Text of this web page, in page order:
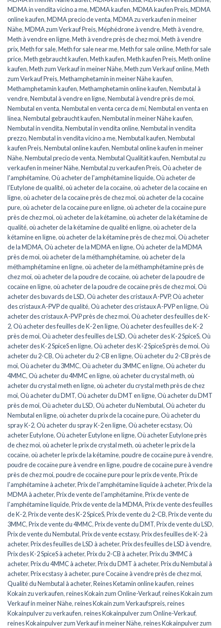
MDMA in vendita vicino a me,MDMA kaufen,MDMA kaufen Preis,MDMA
online kaufen,MDMA precio de venta,MDMA zu verkaufen in meiner
Nähe,MDMA zum Verkauf Preis,Méphédrone à vendre,Meth à vendre,
Meth à vendre en ligne,Meth à vendre près de chez moi,Meth à vendre
prix,Meth for sale,Meth for sale near me,Meth for sale online,Meth for sale
price,Meth gebraucht kaufen,Meth kaufen,Meth kaufen Preis,Meth online
kaufen,Meth zum Verkauf in meiner Nähe,Meth zum Verkauf online,Meth
zum Verkauf Preis,Methamphetamin in meiner Nähe kaufen,
Methamphetamin kaufen,Methamphetamin online kaufen,Nembutal à
vendre,Nembutal à vendre en ligne,Nembutal à vendre près de moi,
Nembutal en venta,Nembutal en venta cerca de mí,Nembutal en venta en
línea,Nembutal gebraucht kaufen,Nembutal in meiner Nähe kaufen,
Nembutal in vendita,Nembutal in vendita online,Nembutal in vendita
prezzo,Nembutal in vendita vicino a me,Nembutal kaufen,Nembutal
kaufen Preis,Nembutal online kaufen,Nembutal online kaufen in meiner
Nähe,Nembutal precio de venta,Nembutal Qualität kaufen,Nembutal zu
verkaufen in meiner Nähe,Nembutal zu verkaufen Preis,Où acheter de
l'amphétamine,Où acheter de l'amphétamine liquide,Où acheter de
l’Eutylone de qualité,où acheter de la cocaïne,où acheter de la cocaïne en
ligne,où acheter de la cocaïne près de chez moi,où acheter de la cocaïne
pure,où acheter de la cocaïne pure en ligne,où acheter de la cocaïne pure
près de chez moi,où acheter de la kétamine,où acheter de la kétamine de
qualité,où acheter de la kétamine de qualité en ligne,où acheter de la
kétamine en ligne,où acheter de la kétamine près de chez moi,Où acheter
de la MDMA,Où acheter de la MDMA en ligne,Où acheter de la MDMA
près de moi,où acheter de la méthamphétamine,où acheter de la
méthamphétamine en ligne,où acheter de la méthamphétamine près de
chez moi,où acheter de la poudre de cocaïne,où acheter de la poudre de
cocaïne en ligne,où acheter de la poudre de cocaïne près de chez moi,Où
acheter des buvards de LSD,Où acheter des cristaux A-PVP,Où acheter
des cristaux A-PVP de qualité,Où acheter des cristaux A-PVP en ligne,Où
acheter des cristaux A-PVP près de chez moi,Où acheter des feuilles de K-
2,Où acheter des feuilles de K-2 en ligne,Où acheter des feuilles de K-2
près de moi,Où acheter des feuilles de LSD,Où acheter des K-2 SpiceS,Où
acheter des K-2 SpiceS en ligne,Où acheter des K-2 SpiceS près de moi,Où
acheter du 2-CB,Où acheter du 2-CB en ligne,Où acheter du 2-CB près de
moi,Où acheter du 3MMC,Où acheter du 3MMC en ligne,Où acheter du
4MMC,Où acheter du 4MMC en ligne,où acheter du crystal meth,où
acheter du crystal meth en ligne,où acheter du crystal meth près de chez
moi,Où acheter du DMT,Où acheter du DMT en ligne,Où acheter du DMT
près de moi,Où acheter du LSD,Où acheter du Nembutal,Où acheter du
Nembutal en ligne,où acheter du prix de la cocaïne pure,Où acheter du
spray K-2,Où acheter du spray K-2 en ligne,Où acheter ecstasy,Où
acheter Eutylone,Où acheter Eutylone en ligne,Où acheter Eutylone près
de chez moi,où acheter le prix de crystal meth,où acheter le prix de la
cocaïne,où acheter le prix de la kétamine,poudre de cocaïne pure à vendre,
poudre de cocaïne pure à vendre en ligne,poudre de cocaïne pure à vendre
près de chez moi,poudre de cocaïne pure pour le prix de vente,Prix de
l'amphétamine à acheter,Prix de l'amphétamine liquide à acheter,Prix de la
MDMA à acheter,Prix de vente de l'amphétamine,Prix de vente de
l'amphétamine liquide,Prix de vente de la MDMA,Prix de vente des feuilles
de K-2,Prix de vente des K-2 SpiceS,Prix de vente du 2-CB,Prix de vente du
3MMC,Prix de vente du 4MMC,Prix de vente du DMT,Prix de vente du LSD,
Prix de vente du Nembutal,Prix de vente ecstasy,Prix des feuilles de K-2 à
acheter,Prix des feuilles de LSD à acheter,Prix des feuilles de LSD à vendre,
Prix des K-2 SpiceS à acheter,Prix du 2-CB à acheter,Prix du 3MMC à
acheter,Prix du 4MMC à acheter,Prix du DMT à acheter,Prix du Nembutal à
acheter,Prix ecstasy à acheter,pure Cocaïne à vendre près de chez moi,
Qualité du Nembutal à acheter,Reines Ketamin online kaufen,reines
Kokain zu verkaufen,reines Kokain zum Online-Verkauf,reines Kokain zum
Verkauf in meiner Nähe,reines Kokain zum Verkaufspreis,reines
Kokainpulver zu verkaufen,reines Kokainpulver zum Online-Verkauf,
reines Kokainpulver zum Verkauf in meiner Nähe,reines Kokainpulver zum